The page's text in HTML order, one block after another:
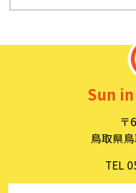
は、本人が同意を与えた
２．安全対策の実施につ
個人情報の正確性およ
め、情報セキュリティ
し、個人情報への不正
たは毀損等の的確な防
３．苦情および相談等
Sun
〒
鳥取県
TEL